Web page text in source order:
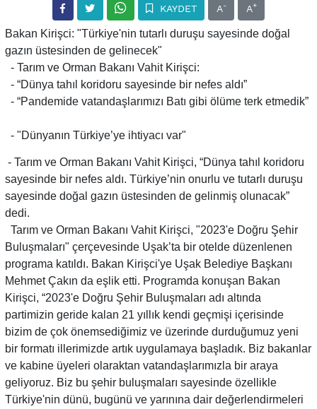
KAYDET A- A+
Bakan Kirişci: "Türkiye'nin tutarlı duruşu sayesinde doğal
gazın üstesinden de gelinecek"
- Tarım ve Orman Bakanı Vahit Kirişci:
- “Dünya tahıl koridoru sayesinde bir nefes aldı”
- “Pandemide vatandaşlarımızı Batı gibi ölüme terk etmedik”
- "Dünyanın Türkiye’ye ihtiyacı var"
- Tarım ve Orman Bakanı Vahit Kirişci, “Dünya tahıl koridoru
sayesinde bir nefes aldı. Türkiye’nin onurlu ve tutarlı duruşu
sayesinde doğal gazın üstesinden de gelinmiş olunacak”
dedi.
Tarım ve Orman Bakanı Vahit Kirişci, "2023'e Doğru Şehir
Buluşmaları" çerçevesinde Uşak’ta bir otelde düzenlenen
programa katıldı. Bakan Kirişci'ye Uşak Belediye Başkanı
Mehmet Çakın da eşlik etti. Programda konuşan Bakan
Kirişci, “2023'e Doğru Şehir Buluşmaları adı altında
partimizin geride kalan 21 yıllık kendi geçmişi içerisinde
bizim de çok önemsediğimiz ve üzerinde durduğumuz yeni
bir formatı illerimizde artık uygulamaya başladık. Biz bakanlar
ve kabine üyeleri olaraktan vatandaşlarımızla bir araya
geliyoruz. Biz bu şehir buluşmaları sayesinde özellikle
Türkiye'nin dünü, bugünü ve yarınına dair değerlendirmeleri